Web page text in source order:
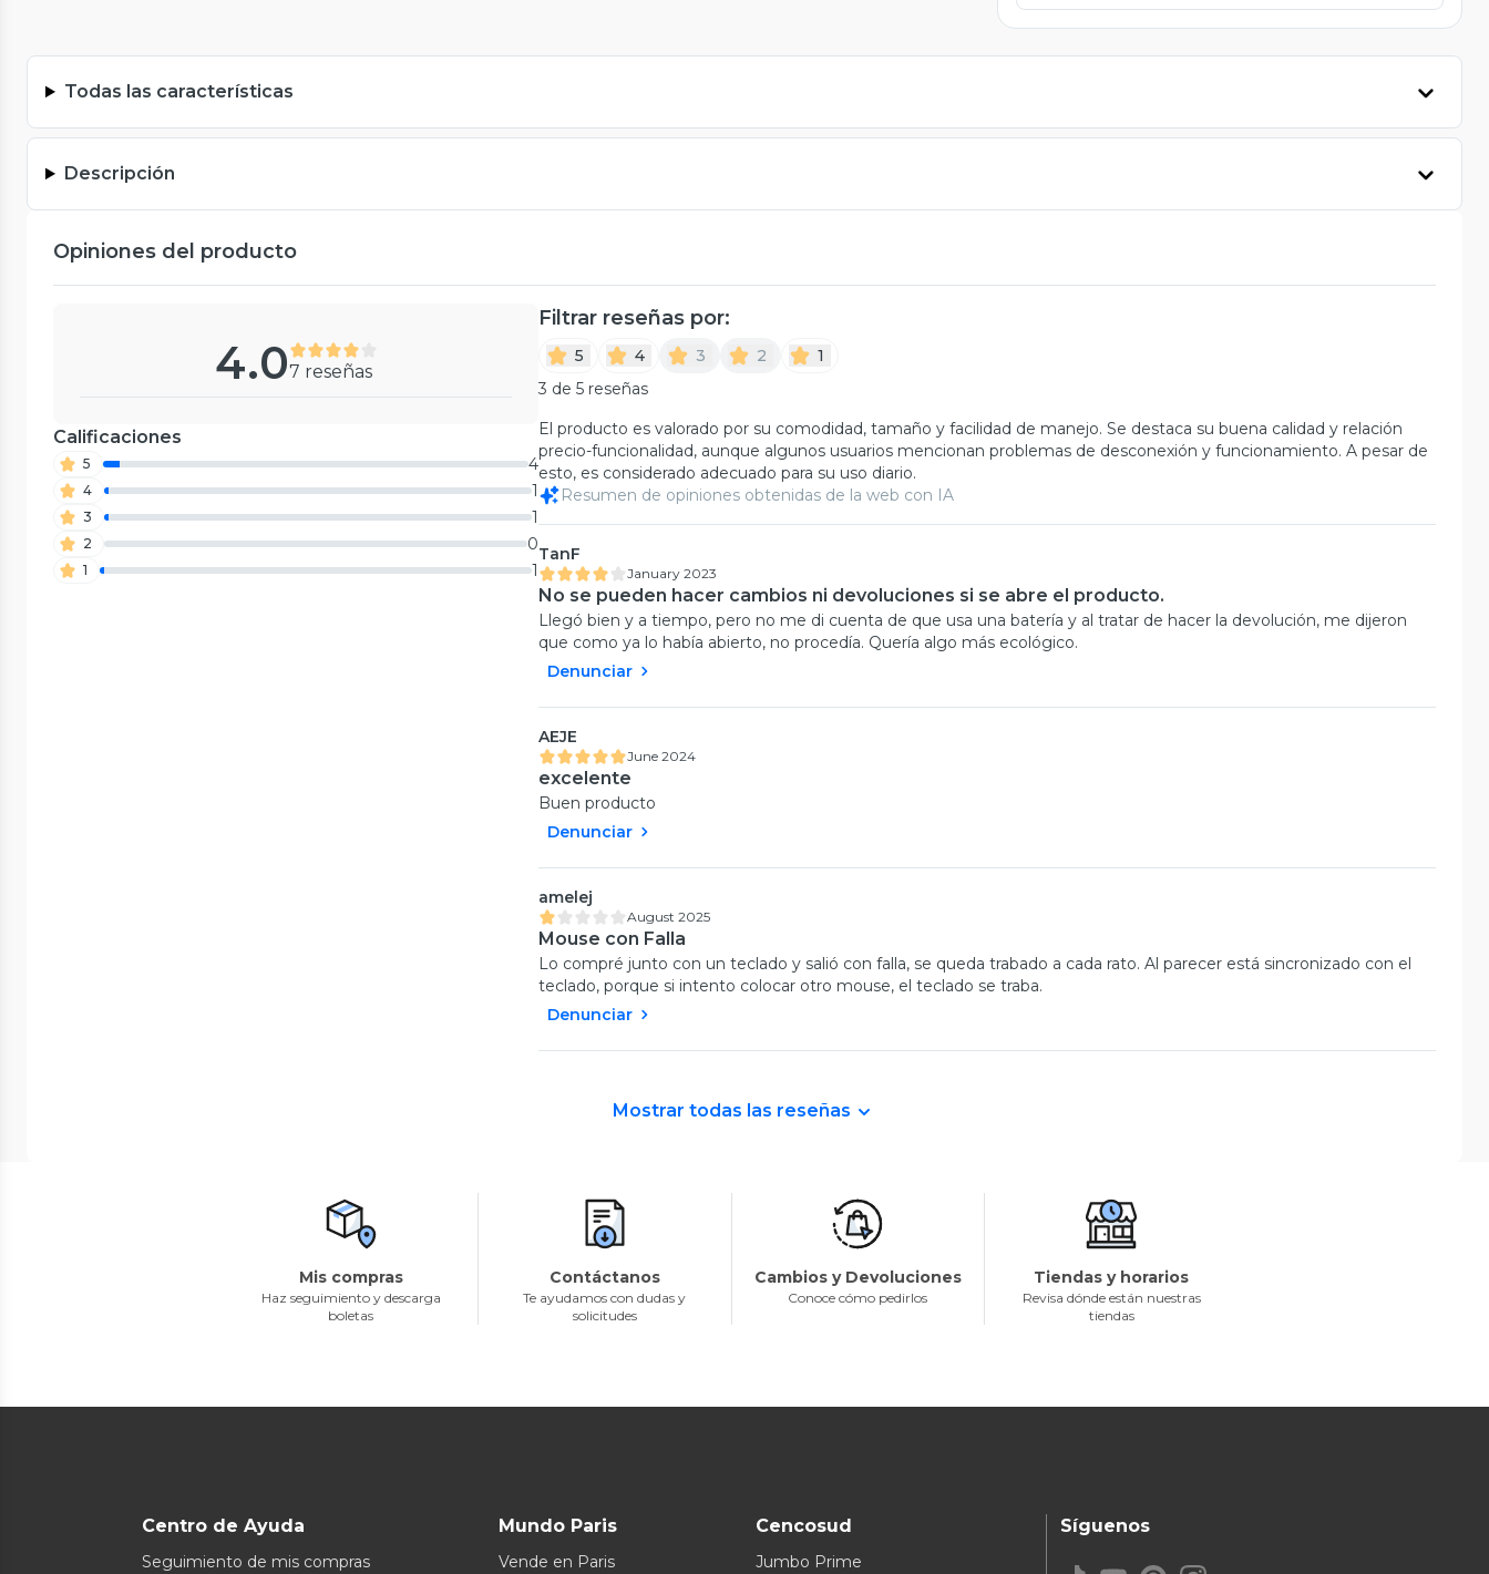
Todas las características
Descripción
Opiniones del producto
4.07 reseñas
Calificaciones
5 4
4 1
3 1
2 0
1 1
Filtrar reseñas por:
5 4 3 2
1
3 de 5 reseñas
El producto es valorado por su comodidad, tamaño y facilidad de manejo. Se destaca su buena calidad y relación
precio-funcionalidad, aunque algunos usuarios mencionan problemas de desconexión y funcionamiento. A pesar de
esto, es considerado adecuado para su uso diario.
Resumen de opiniones obtenidas de la web con IA
TanF
January 2023
No se pueden hacer cambios ni devoluciones si se abre el producto.
Llegó bien y a tiempo, pero no me di cuenta de que usa una batería y al tratar de hacer la devolución, me dijeron
que como ya lo había abierto, no procedía. Quería algo más ecológico.
Denunciar
AEJE
June 2024
excelente
Buen producto
Denunciar
amelej
August 2025
Mouse con Falla
Lo compré junto con un teclado y salió con falla, se queda trabado a cada rato. Al parecer está sincronizado con el
teclado, porque si intento colocar otro mouse, el teclado se traba.
Denunciar
Mostrar todas las reseñas
Mis compras
Haz seguimiento y descarga
boletas
Contáctanos
Te ayudamos con dudas y
solicitudes
Cambios y Devoluciones
Conoce cómo pedirlos
Tiendas y horarios
Revisa dónde están nuestras
tiendas
Centro de Ayuda
Seguimiento de mis compras
Mundo Paris
Vende en Paris
Cencosud
Jumbo Prime
Síguenos